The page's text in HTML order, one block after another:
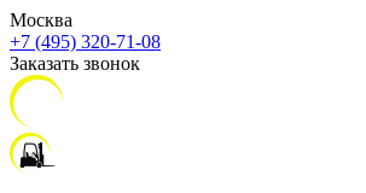
Москва
+7 (495) 320-71-08
Заказать звонок